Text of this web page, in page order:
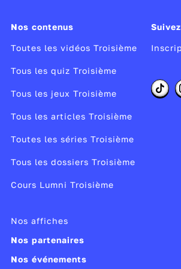
► L’école et ses partenaires se
faveur de la lutte contre le
Canopévous propose un
ressources pour comprendre
œuvre de partenariats et de
Année de copyright :
Modifié le 13/09/24
Nos contenus
Toutes les vidéos Troisième
Tous les quiz Troisième
Tous les jeux Troisième
Tous les articles Troisième
Toutes les séries Troisième
Tous les dossiers Troisième
Cours Lumni Troisième
Nos affiches
Nos partenaires
Nos événements